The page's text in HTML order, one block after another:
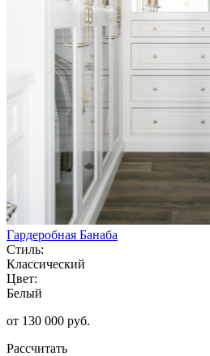
Гардеробная Банаба
Стиль:
Классический
Цвет:
Белый
от 130 000 руб.
Рассчитать